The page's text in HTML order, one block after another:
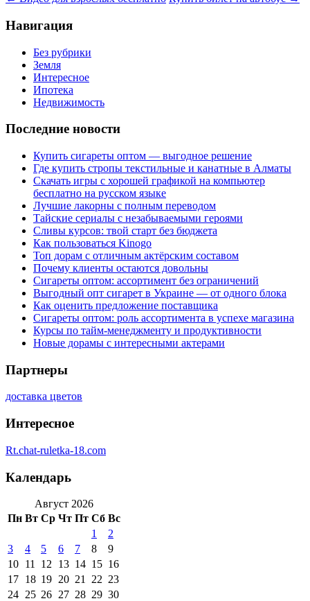
Навигация
Без рубрики
Земля
Интересное
Ипотека
Недвижимость
Последние новости
Купить сигареты оптом — выгодное решение
Где купить стропы текстильные и канатные в Алматы
Скачать игры с хорошей графикой на компьютер
бесплатно на русском языке
Лучшие лакорны с полным переводом
Тайские сериалы с незабываемыми героями
Сливы курсов: твой старт без бюджета
Как пользоваться Kinogo
Топ дорам с отличным актёрским составом
Почему клиенты остаются довольны
Сигареты оптом: ассортимент без ограничений
Выгодный опт сигарет в Украине — от одного блока
Как оценить предложение поставщика
Сигареты оптом: роль ассортимента в успехе магазина
Курсы по тайм-менеджменту и продуктивности
Новые дорамы с интересными актерами
Партнеры
доставка цветов
Интересное
Rt.chat-ruletka-18.com
Календарь
Август 2026
Пн Вт Ср Чт Пт Сб Вс
1
2
3
4 5 6 7 8
9
10 11 12 13 14 15 16
17 18 19 20 21 22 23
24 25 26 27 28 29 30